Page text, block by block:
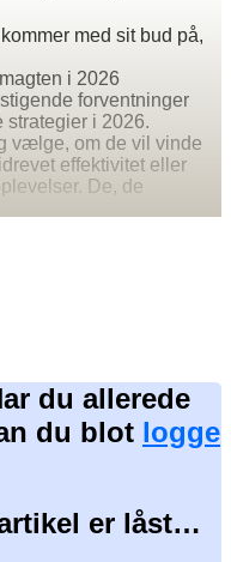
med sit bud på,
i 2026
forventninger
strategier i 2026.
vælge, om de vil vinde
effektivitet eller
De, de
du allerede
du blot logge
er låst…